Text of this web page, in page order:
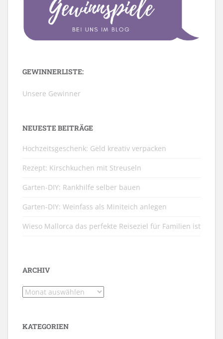
GEWINNERLISTE:
Unsere Gewinner
NEUESTE BEITRÄGE
Hochzeitsgeschenk: Geld kreativ verpacken
Rezept: Kirschkuchen mit Streuseln
Garten-DIY: Rankhilfe selber bauen
Garten-DIY: Weinfass als Miniteich anlegen
Wieso Mallorca das perfekte Reiseziel für Familien ist
ARCHIV
Archiv
KATEGORIEN